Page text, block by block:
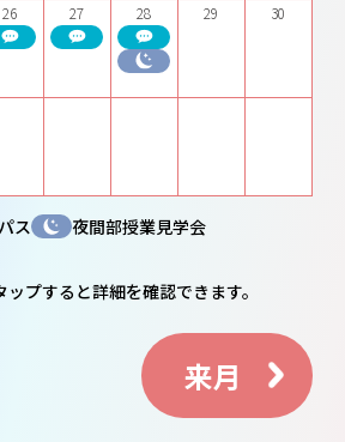
来月
26 27 28 29 30
ス
夜間部授業見学会
ップすると詳細を確認できます。